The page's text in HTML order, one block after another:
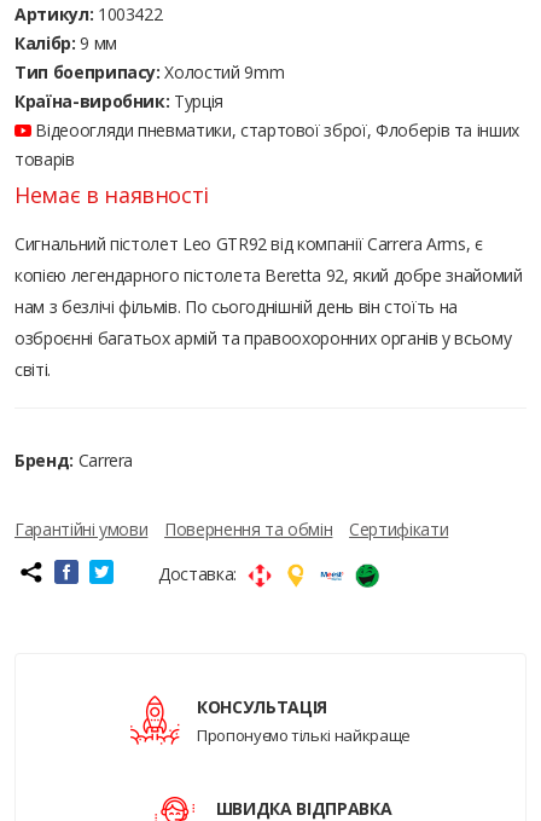
Артикул: 1003422
Калібр: 9 мм
Тип боеприпасу: Холостий 9mm
Країна-виробник: Турція
Відеоогляди пневматики, стартової зброї, Флоберів та інших
товарів
Немає в наявності
Сигнальний пістолет Leo GTR92 від компанії Carrera Arms, є
копією легендарного пістолета Beretta 92, який добре знайомий
нам з безлічі фільмів. По сьогоднішній день він стоїть на
озброєнні багатьох армій та правоохоронних органів у всьому
світі.
Бренд: Carrera
Гарантійні умови Повернення та обмін
Сертифікати
Доставка:
КОНСУЛЬТАЦІЯ
Пропонуємо тількі найкраще
ШВИДКА ВІДПРАВКА